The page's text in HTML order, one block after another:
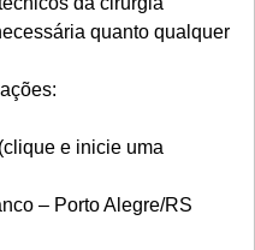
quanto qualquer
(clique e inicie uma
– Porto Alegre/RS